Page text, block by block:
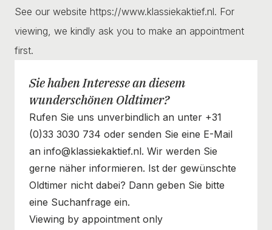
See our website https://www.klassiekaktief.nl. For
viewing, we kindly ask you to make an appointment
first.
Sie haben Interesse an diesem
wunderschönen Oldtimer?
Rufen Sie uns unverbindlich an unter +31
(0)33 3030 734 oder senden Sie eine E-Mail
an info@klassiekaktief.nl. Wir werden Sie
gerne näher informieren. Ist der gewünschte
Oldtimer nicht dabei? Dann geben Sie bitte
eine Suchanfrage ein.
Viewing by appointment only